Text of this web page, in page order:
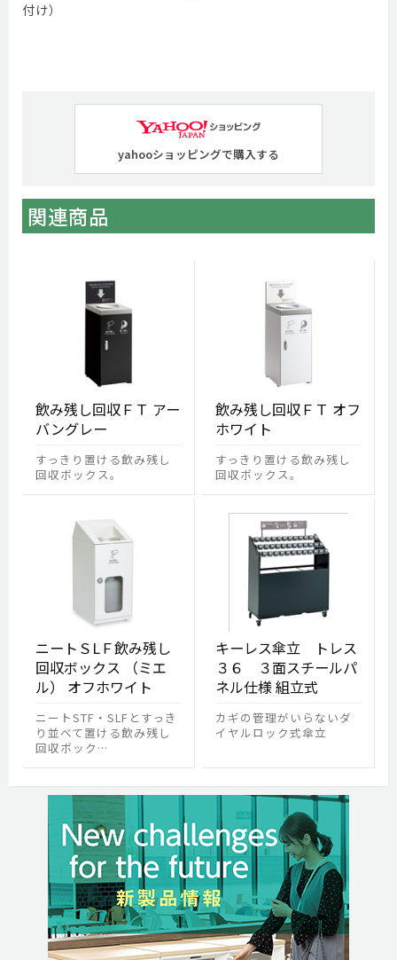
付け）
yahooショッピングで購入する
関連商品
飲み残し回収ＦＴ アー
バングレー
すっきり置ける飲み残し
回収ボックス。
飲み残し回収ＦＴ オフ
ホワイト
すっきり置ける飲み残し
回収ボックス。
ニートＳLＦ飲み残し
回収ボックス （ミエ
ル） オフホワイト
ニートSTF・SLFとすっき
り並べて置ける飲み残し
回収ボック…
キーレス傘立 トレス
３６ ３面スチールパ
ネル仕様 組立式
カギの管理がいらないダ
イヤルロック式傘立